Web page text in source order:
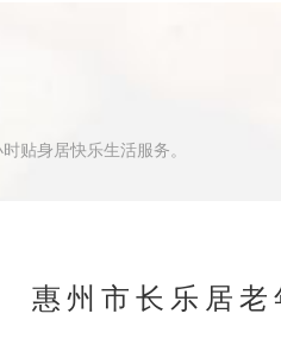
贴身居快乐生活服务。
惠州市长乐居老